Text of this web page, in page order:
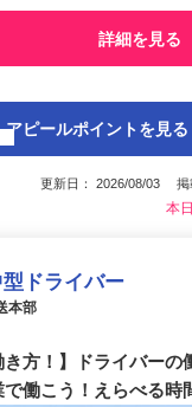
詳細を見る
アピールポイントを見る
更新日： 2026/08/03 掲
本
ドライバー
本部
き方！】ドライバーの
働こう！えらべる時